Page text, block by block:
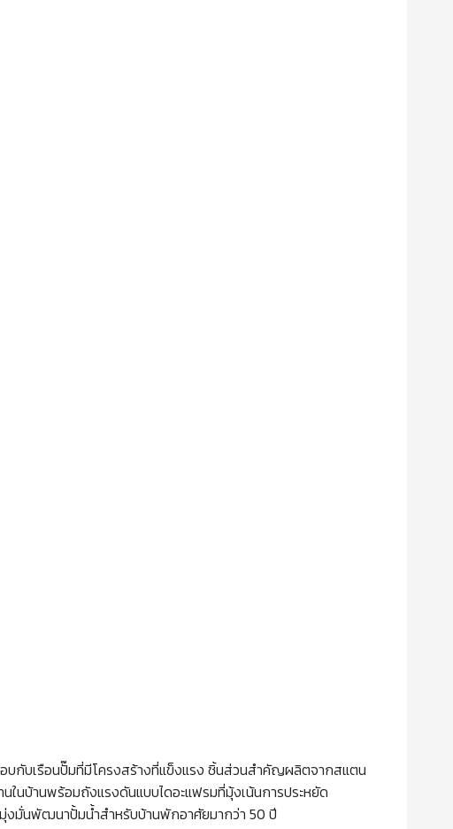
บกับเรือนปั๊มที่มีโครงสร้างที่แข็งแรง ชิ้นส่วนสำคัญผลิตจากสแตน
ในบ้านพร้อมถังแรงดันแบบไดอะแฟรมที่มุ้งเน้นการประหยัด
มั่นพัฒนาปั้มน้ำสำหรับบ้านพักอาศัยมากว่า 50 ปี